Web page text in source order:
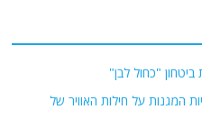
"כחול לבן"
המגנות על חילות האוויר של